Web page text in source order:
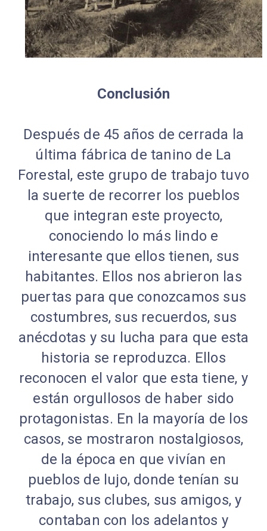
Conclusión
Después de 45 años de cerrada la
última fábrica de tanino de La
Forestal, este grupo de trabajo tuvo
la suerte de recorrer los pueblos
que integran este proyecto,
conociendo lo más lindo e
interesante que ellos tienen, sus
habitantes. Ellos nos abrieron las
puertas para que conozcamos sus
costumbres, sus recuerdos, sus
anécdotas y su lucha para que esta
historia se reproduzca. Ellos
reconocen el valor que esta tiene, y
están orgullosos de haber sido
protagonistas. En la mayoría de los
casos, se mostraron nostalgiosos,
de la época en que vivían en
pueblos de lujo, donde tenían su
trabajo, sus clubes, sus amigos, y
contaban con los adelantos y